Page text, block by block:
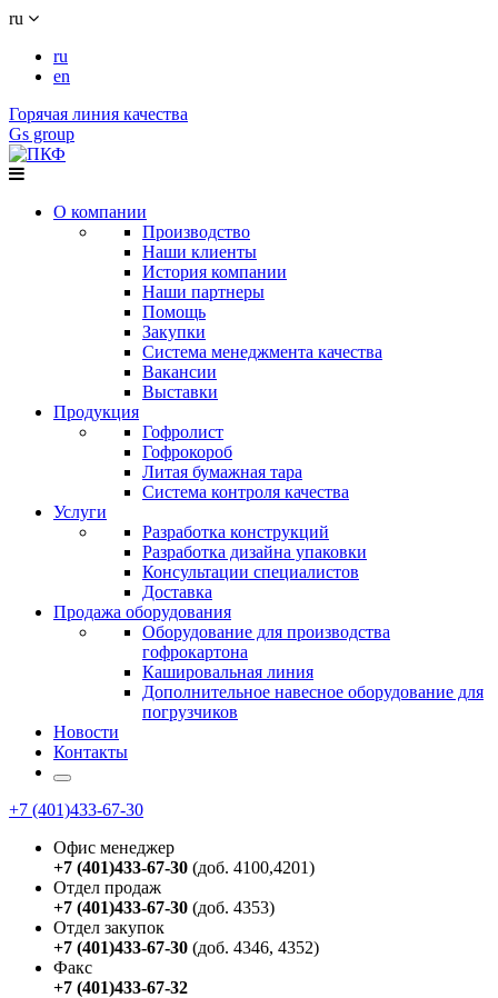
ru
ru
en
Горячая линия качества
Gs group
О компании
Производство
Наши клиенты
История компании
Наши партнеры
Помощь
Закупки
Система менеджмента качества
Вакансии
Выставки
Продукция
Гофролист
Гофрокороб
Литая бумажная тара
Система контроля качества
Услуги
Разработка конструкций
Разработка дизайна упаковки
Консультации специалистов
Доставка
Продажа оборудования
Оборудование для производства
гофрокартона
Кашировальная линия
Дополнительное навесное оборудование для
погрузчиков
Новости
Контакты
+7 (401)433-67-30
Офис менеджер
+7 (401)433-67-30 (доб. 4100,4201)
Отдел продаж
+7 (401)433-67-30 (доб. 4353)
Отдел закупок
+7 (401)433-67-30 (доб. 4346, 4352)
Факс
+7 (401)433-67-32